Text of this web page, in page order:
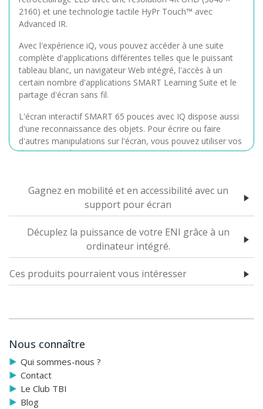
2160) et une technologie tactile HyPr Touch™ avec
Advanced IR.
Avec l'expérience iQ, vous pouvez accéder à une suite
complète d'applications différentes telles que le puissant
tableau blanc, un navigateur Web intégré, l'accès à un
certain nombre d'applications SMART Learning Suite et le
partage d'écran sans fil.
L'écran interactif SMART 65 pouces avec IQ dispose aussi
d'une reconnaissance des objets. Pour écrire ou faire
d'autres manipulations sur l'écran, vous pouvez utiliser vos
doigts, un stylet ou un crayon.
Gagnez en mobilité et en accessibilité avec un
support pour écran
Décuplez la puissance de votre ENI grâce à un
ordinateur intégré.
Ces produits pourraient vous intéresser
Nous connaître
Qui sommes-nous ?
Contact
Le Club TBI
Blog